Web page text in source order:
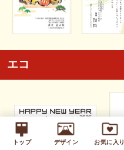
トップ デザイン お気に入り
エコ